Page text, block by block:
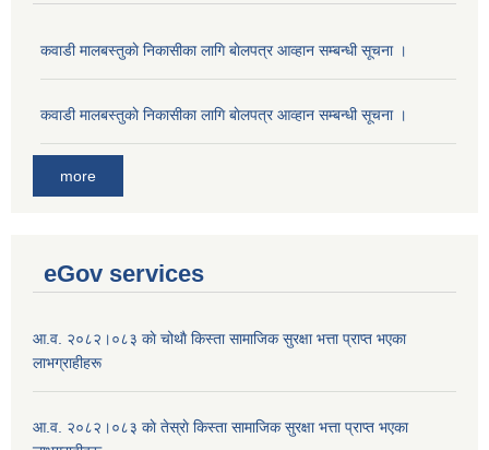
कवाडी मालबस्तुकाे निकासीका लागि बाेलपत्र आव्हान सम्बन्धी सूचना ।
कवाडी मालबस्तुकाे निकासीका लागि बाेलपत्र आव्हान सम्बन्धी सूचना ।
more
eGov services
आ.व. २०८२।०८३ काे चोथाै‌ किस्ता सामाजिक सुरक्षा भत्ता प्राप्त भएका
लाभग्राहीहरू
आ.व. २०८२।०८३ काे तेस्राे किस्ता सामाजिक सुरक्षा भत्ता प्राप्त भएका